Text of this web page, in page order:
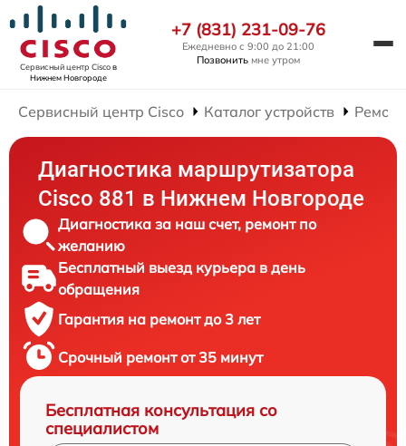
Сервисный центр Ciscoв
Нижнем Новгороде
+7 (831) 231-09-76
Ежедневно с 9:00 до 21:00
Позвонить мне утром
Сервисный центр Cisco Каталог устройств
Диагностика маршрутизатора
Cisco 881 в Нижнем Новгороде
Диагностика за наш счет, ремонт по
желанию
Бесплатный выезд курьера в день
обращения
Гарантия на ремонт до 3 лет
Срочный ремонт от 35 минут
Бесплатная консультация со
специалистом